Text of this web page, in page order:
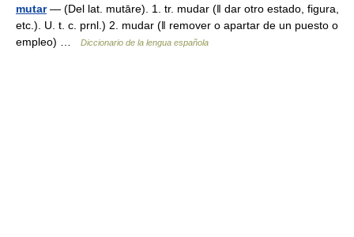
mutar— (Del lat. mutāre). 1. tr. mudar (ǁ dar otro estado, figura,
etc.). U. t. c. prnl.) 2. mudar (ǁ remover o apartar de un puesto o
empleo) …
Diccionario de la lengua española